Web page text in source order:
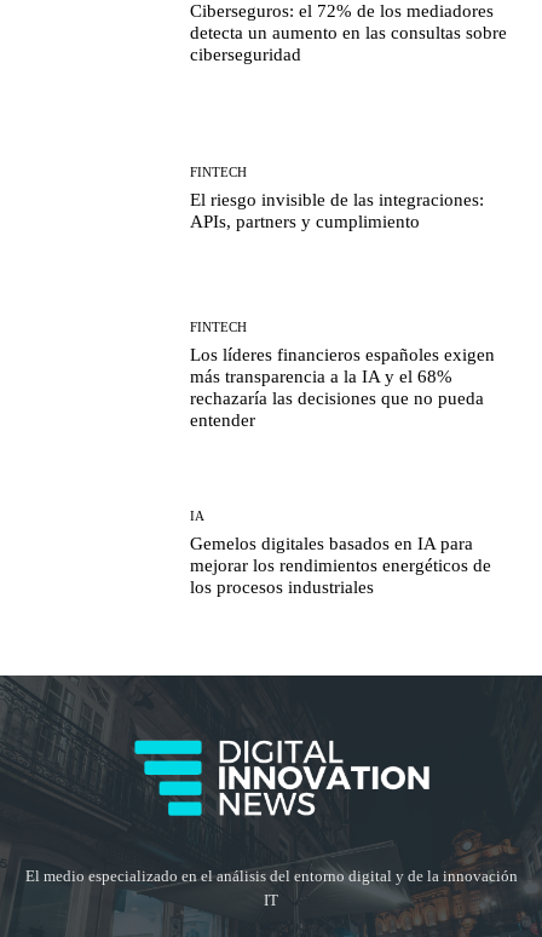
Ciberseguros: el 72% de los mediadores
detecta un aumento en las consultas sobre
ciberseguridad
FINTECH
El riesgo invisible de las integraciones:
APIs, partners y cumplimiento
FINTECH
Los líderes financieros españoles exigen
más transparencia a la IA y el 68%
rechazaría las decisiones que no pueda
entender
IA
Gemelos digitales basados en IA para
mejorar los rendimientos energéticos de
los procesos industriales
El medio especializado en el análisis del entorno digital y de la innovación
IT